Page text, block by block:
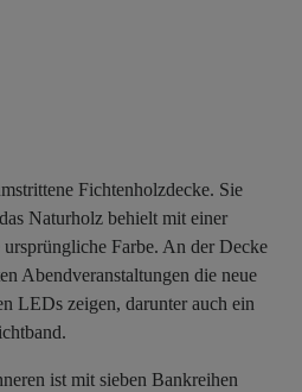
Fichtenholzdecke. Sie
Naturholz behielt mit einer
Farbe. An der Decke
Abendveranstaltungen die neue
LEDs zeigen, darunter auch ein
ist mit sieben Bankreihen